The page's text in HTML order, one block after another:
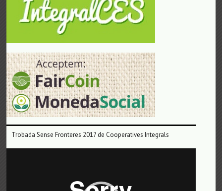
Trobada Sense Fronteres 2017 de Cooperatives Integrals